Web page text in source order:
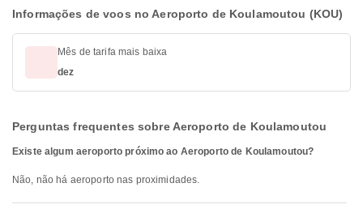
Informações de voos no Aeroporto de Koulamoutou (KOU)
Mês de tarifa mais baixa
dez
Perguntas frequentes sobre Aeroporto de Koulamoutou
Existe algum aeroporto próximo ao Aeroporto de Koulamoutou?
Não, não há aeroporto nas proximidades.